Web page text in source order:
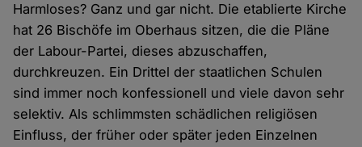
Harmloses? Ganz und gar nicht. Die etablierte Kirche
hat 26 Bischöfe im Oberhaus sitzen, die die Pläne
der Labour-Partei, dieses abzuschaffen,
durchkreuzen. Ein Drittel der staatlichen Schulen
sind immer noch konfessionell und viele davon sehr
selektiv. Als schlimmsten schädlichen religiösen
Einfluss, der früher oder später jeden Einzelnen